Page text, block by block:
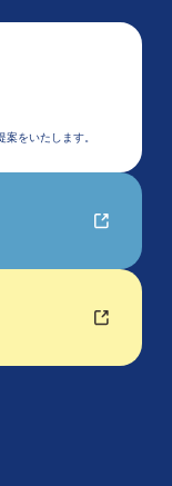
をいたします。